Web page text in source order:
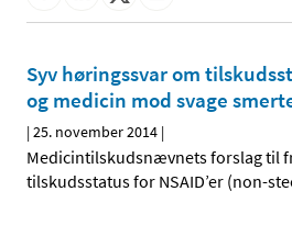
Syv høringssvar om
og medicin mod svage
|25. november 2014 |
Medicintilskudsnævnets forslag til
tilskudsstatus for NSAID’er (non-